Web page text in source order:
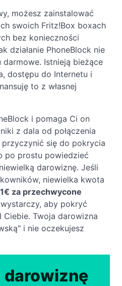
możesz zainstalować
swoich Fritz!Box boxach
bez konieczności
działanie PhoneBlock nie
Istnieją bieżące
dostępu do Internetu i
to z własnej
i pomaga Ci on
z dala od połączenia
się do pokrycia
po prostu powiedzieć
darowiznę. Jeśli
niewielka kwota
za przechwycone
aby pokryć
Twoja darowizna
i nie oczekujesz
darowiznę